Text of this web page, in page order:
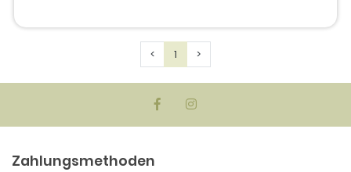
<Previous
1 >Next
Zahlungsmethoden